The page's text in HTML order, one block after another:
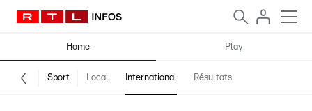
Home Play
Sport Local International Résultats